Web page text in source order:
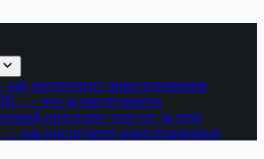
инструмент инвестирования
— что за инструменты
интеллект торгует за тебя
как инструмент инвестирования